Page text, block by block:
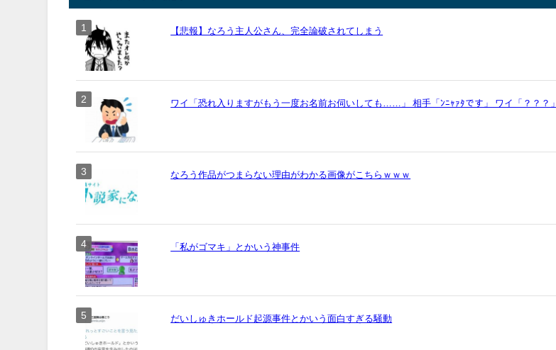
【悲報】なろう主人公さん、完全論破されてしまう
ワイ「恐れ入りますがもう一度お名前お伺いしても……」 相手「ﾝﾆｬｧﾀです」 ワイ「？？？」
なろう作品がつまらない理由がわかる画像がこちらｗｗｗ
「私がゴマキ」とかいう神事件
だいしゅきホールド起源事件とかいう面白すぎる騒動